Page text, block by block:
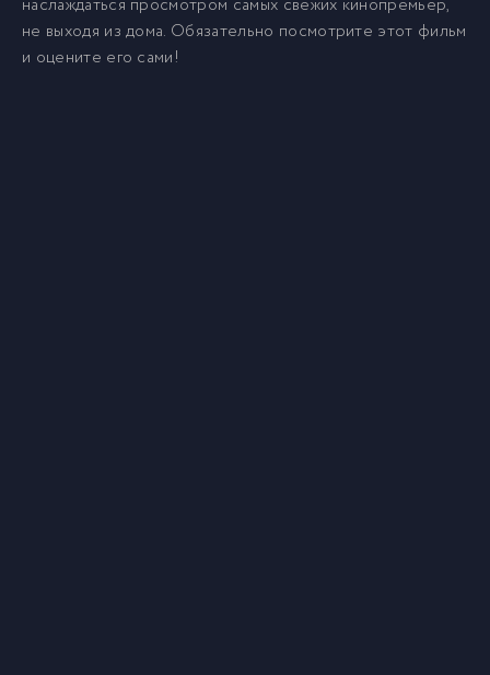
наслаждаться просмотром самых свежих кинопремьер,
не выходя из дома. Обязательно посмотрите этот фильм
и оцените его сами!